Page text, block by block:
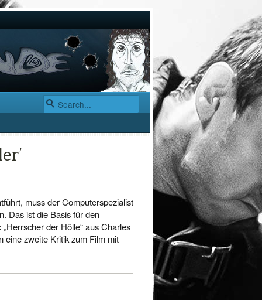
muss der Computerspezialist
Das ist die Basis für den
der Hölle“ aus Charles
zweite Kritik zum Film mit